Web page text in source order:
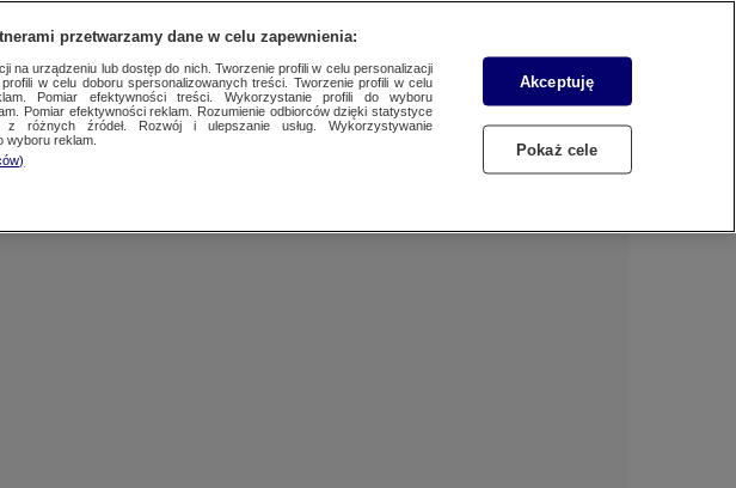
Dzień dobry!
ZALOGUJ SIĘ
przetwarzamy dane w celu zapewnienia:
na urządzeniu lub dostęp do nich. Tworzenie profili w celu personalizacji
w celu doboru spersonalizowanych treści. Tworzenie profili w celu
Pomiar efektywności treści. Wykorzystanie profili do wyboru
Pomiar efektywności reklam. Rozumienie odbiorców dzięki statystyce
z różnych źródeł. Rozwój i ulepszanie usług. Wykorzystywanie
wyboru reklam.
Akceptuję
Pokaż cele